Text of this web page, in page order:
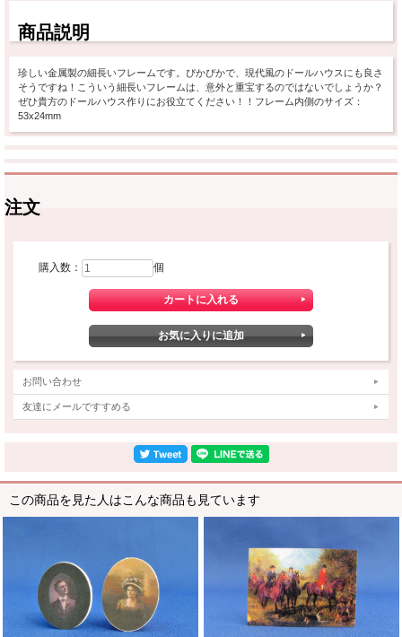
商品説明
珍しい金属製の細長いフレームです。ぴかぴかで、現代風のドールハウスにも良さ
そうですね！こういう細長いフレームは、意外と重宝するのではないでしょうか？
ぜひ貴方のドールハウス作りにお役立てください！！フレーム内側のサイズ：
53x24mm
注文
購入数： 個
お問い合わせ
友達にメールですすめる
この商品を見た人はこんな商品も見ています